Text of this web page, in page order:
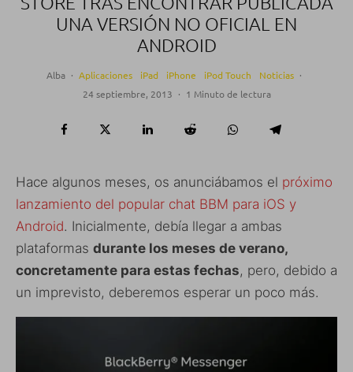
UNA VERSIÓN NO OFICIAL EN
ANDROID
Alba · Aplicaciones iPad iPhone iPod Touch Noticias ·
24 septiembre, 2013 · 1 Minuto de lectura
Hace algunos meses, os anunciábamos el próximo
lanzamiento del popular chat BBM para iOS y
Android. Inicialmente, debía llegar a ambas
plataformas durante los meses de verano,
concretamente para estas fechas, pero, debido a
un imprevisto, deberemos esperar un poco más.